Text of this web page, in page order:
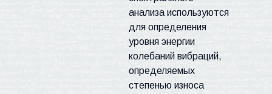
анализа используются
для определения
уровня энергии
колебаний вибраций,
определяемых
степенью износа